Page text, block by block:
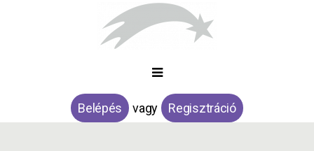
Belépés vagy Regisztráció